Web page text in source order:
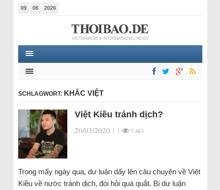
09 08 2026
SCHLAGWORT: KHẮC VIỆT
Việt Kiều tránh dịch?
20/03/2020 | | 7.463
Trong mấy ngày qua, dư luận dấy lên câu chuyện về Việt
Kiều về nước tránh dịch, đòi hỏi quá quắt. Bị dư luận